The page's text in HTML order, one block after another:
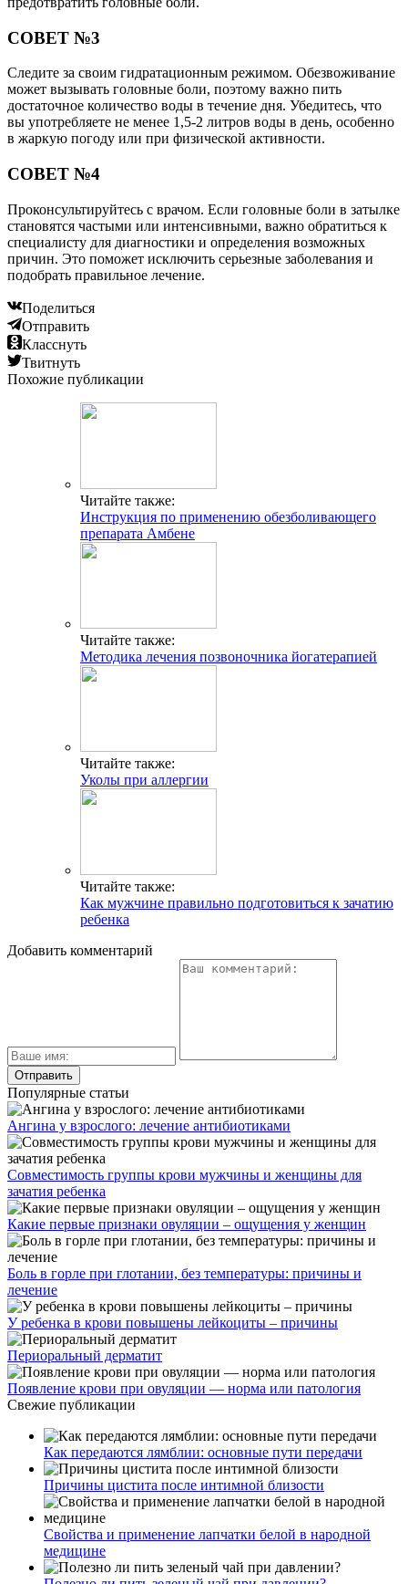
СОВЕТ №3
Следите за своим гидратационным режимом. Обезвоживание
может вызывать головные боли, поэтому важно пить
достаточное количество воды в течение дня. Убедитесь, что
вы употребляете не менее 1,5-2 литров воды в день, особенно
в жаркую погоду или при физической активности.
СОВЕТ №4
Проконсультируйтесь с врачом. Если головные боли в затылке
становятся частыми или интенсивными, важно обратиться к
специалисту для диагностики и определения возможных
причин. Это поможет исключить серьезные заболевания и
подобрать правильное лечение.
Поделиться
Отправить
Класснуть
Твитнуть
Похожие публикации
Читайте также:
Инструкция по применению обезболивающего
препарата Амбене
Читайте также:
Методика лечения позвоночника йогатерапией
Читайте также:
Уколы при аллергии
Читайте также:
Как мужчине правильно подготовиться к зачатию
ребенка
Добавить комментарий
Популярные статьи
Ангина у взрослого: лечение антибиотиками
Совместимость группы крови мужчины и женщины для
зачатия ребенка
Какие первые признаки овуляции – ощущения у женщин
Боль в горле при глотании, без температуры: причины и
лечение
У ребенка в крови повышены лейкоциты – причины
Периоральный дерматит
Появление крови при овуляции — норма или патология
Свежие публикации
Как передаются лямблии: основные пути передачи
Причины цистита после интимной близости
Свойства и применение лапчатки белой в народной
медицине